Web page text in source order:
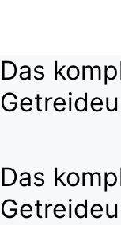
Das
Das